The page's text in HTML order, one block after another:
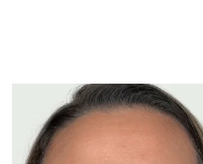
Líbano
Lituânia